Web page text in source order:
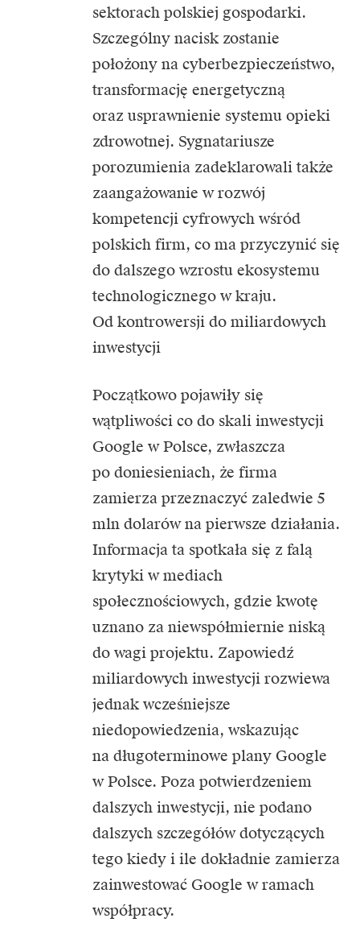
sektorach polskiej gospodarki.
Szczególny nacisk zostanie
położony na cyberbezpieczeństwo,
transformację energetyczną
oraz usprawnienie systemu opieki
zdrowotnej. Sygnatariusze
porozumienia zadeklarowali także
zaangażowanie w rozwój
kompetencji cyfrowych wśród
polskich firm, co ma przyczynić się
do dalszego wzrostu ekosystemu
technologicznego w kraju.
Od kontrowersji do miliardowych
inwestycji
Początkowo pojawiły się
wątpliwości co do skali inwestycji
Google w Polsce, zwłaszcza
po doniesieniach, że firma
zamierza przeznaczyć zaledwie 5
mln dolarów na pierwsze działania.
Informacja ta spotkała się z falą
krytyki w mediach
społecznościowych, gdzie kwotę
uznano za niewspółmiernie niską
do wagi projektu. Zapowiedź
miliardowych inwestycji rozwiewa
jednak wcześniejsze
niedopowiedzenia, wskazując
na długoterminowe plany Google
w Polsce. Poza potwierdzeniem
dalszych inwestycji, nie podano
dalszych szczegółów dotyczących
tego kiedy i ile dokładnie zamierza
zainwestować Google w ramach
współpracy.